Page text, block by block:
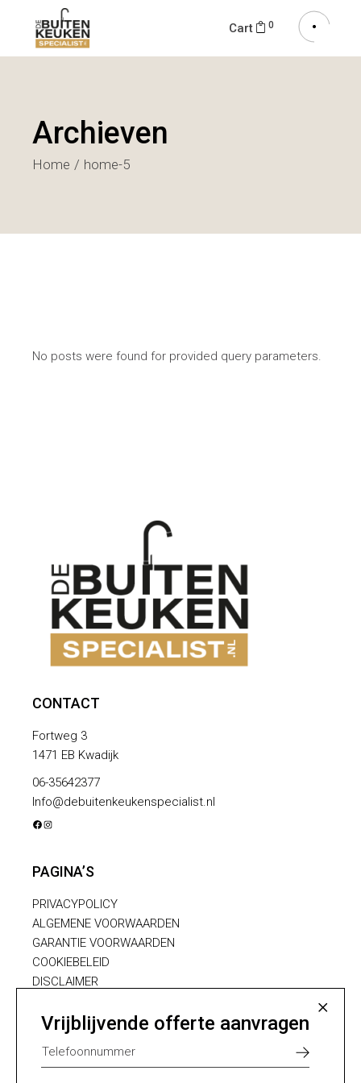
Cart 0
Archieven
Home home-5
No posts were found for provided query parameters.
CONTACT
Fortweg 3
1471 EB Kwadijk
06-35642377
Info@debuitenkeukenspecialist.nl
FACEBOOK
INSTAGRAM
PAGINA’S
PRIVACYPOLICY
ALGEMENE VOORWAARDEN
GARANTIE VOORWAARDEN
COOKIEBELEID
DISCLAIMER
ZOEKEN
Vrijblijvende offerte aanvragen